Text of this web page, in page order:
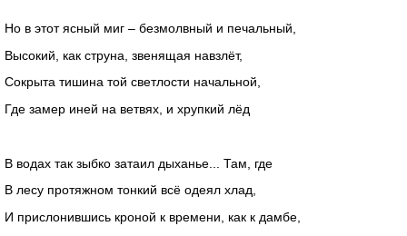
Но в этот ясный миг – безмолвный и печальный,
Высокий, как струна, звенящая навзлёт,
Сокрыта тишина той светлости начальной,
Где замер иней на ветвях, и хрупкий лёд
В водах так зыбко затаил дыханье... Там, где
В лесу протяжном тонкий всё одеял хлад,
И прислонившись кроной к времени, как к дамбе,